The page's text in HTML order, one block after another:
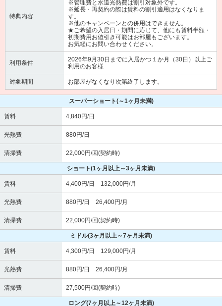
特典内容
※管理費と水道光熱費は割引対象外です。
※延長・再契約の際は賃料の割引適用はなくなりま
す。
※他のキャンペーンとの併用はできません。
★ご希望の入居日・期間に応じて、他にも賃料半額・
初期費用お値引き可能はお部屋もございます。
お気軽にお問い合わせください。
利用条件
2026年9月30日までに入居かつ１か月（30日）以上ご
利用のお客様
対象期間 お部屋がなくなり次第終了します。
スーパーショート(～1ヶ月未満)
賃料 4,840円/日
光熱費 880円/日
清掃費 22,000円/回(契約時)
ショート(1ヶ月以上～3ヶ月未満)
賃料 4,400円/日 132,000円/月
光熱費 880円/日 26,400円/月
清掃費 22,000円/回(契約時)
ミドル(3ヶ月以上～7ヶ月未満)
賃料 4,300円/日 129,000円/月
光熱費 880円/日 26,400円/月
清掃費 27,500円/回(契約時)
ロング(7ヶ月以上～12ヶ月未満)